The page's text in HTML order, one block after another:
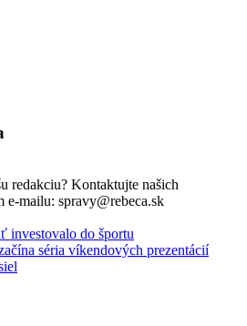
redakciu? Kontaktujte našich
e-mailu: spravy@rebeca.sk
investovalo do športu
séria víkendových prezentácií